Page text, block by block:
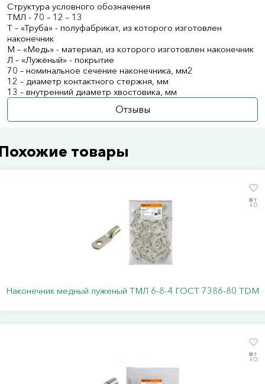
Структура условного обозначения
ТМЛ - 70 – 12 – 13
Т – «Труба» - полуфабрикат, из которого изготовлен
наконечник
М – «Медь» - материал, из которого изготовлен наконечник
Л – «Луженый» - покрытие
70 – номинальное сечение наконечника, мм2
12 – диаметр контактного стержня, мм
13 – внутренний диаметр хвостовика, мм
Отзывы
товары
Наконечник медный луженый ТМЛ 6-8-4 ГОСТ 7386-80 TDM